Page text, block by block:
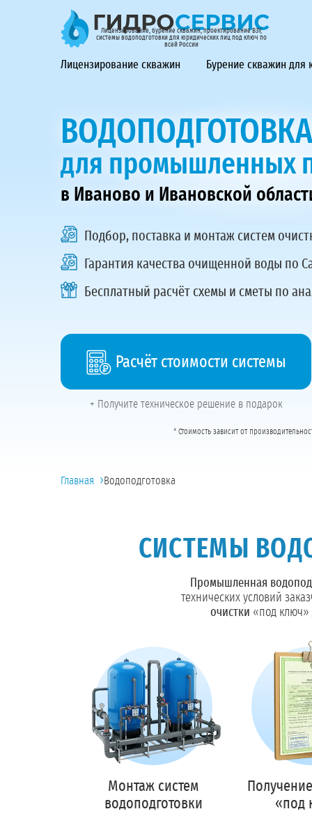
Лицензирование, бурение скважин, проектирование ВЗУ,
системы водоподготовки для юридических лиц под ключ по
всей России
ГидроСервис - лицензирование, бурение скважин,
Лицензирование скважин Бурение скважин для
ВОДОПОДГОТОВКА
для промышленных
в Иваново и Ивановской
Подбор, поставка и монтаж систем
Гарантия качества очищенной воды по
Бесплатный расчёт схемы и сметы по
Расчёт стоимости системы
+ Получите техническое решение в подарок
* Стоимость зависит от
Главная ›Водоподготовка
СИСТЕМЫ
Промышленная
технических условий
очистки «под ключ»
Монтаж систем
водоподготовки
«под